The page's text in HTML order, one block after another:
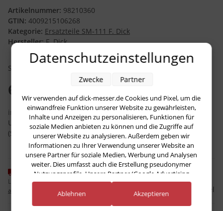
Artikelnummer: 98210360
GTIN: 4009215106268
Kategorie: Ersatzteile SM-111 F. Dick
Hersteller: F. Dick
SM-111 T.515 Flansch ø90x21,5 F. Dick
63,24 €
inkl. 19% USt. , zzgl.Versand
Unverbindliche Preisempfehlung des Herstellers:78,80 €
(Sie sparen19.75%, also 15,56 €)
Momentan nicht verfügbar
Lieferzeit:ca. 3 Wochen(DE - Ausland
abweichend)
Frage zum Artikel
Datenschutzeinstellungen
Wir verwenden auf dick-messer.de Cookies und Pixel, um die
einwandfreie Funktion unserer Website zu gewährleisten,
Inhalte und Anzeigen zu personalisieren, Funktionen für
soziale Medien anbieten zu können und die Zugriffe auf
unserer Website zu analysieren. Außerdem geben wir
Informationen zu Ihrer Verwendung unserer Website an
unsere Partner für soziale Medien, Werbung und Analysen
weiter. Dies umfasst auch die Erstellung pseudonymer
Nutzungsprofile. Unsere Partner (Google Advertising
Products) führen diese Informationen möglicherweise mit
weiteren Daten zusammen, die Sie ihnen bereitgestellt haben
Zwecke Partner
Ablehnen Akzeptieren